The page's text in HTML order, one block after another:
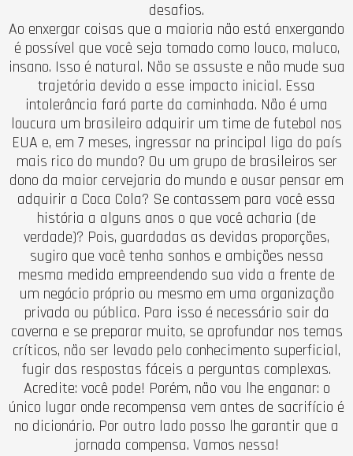
desafios.
Ao enxergar coisas que a maioria não está enxergando
é possível que você seja tomado como louco, maluco,
insano. Isso é natural. Não se assuste e não mude sua
trajetória devido a esse impacto inicial. Essa
intolerância fará parte da caminhada. Não é uma
loucura um brasileiro adquirir um time de futebol nos
EUA e, em 7 meses, ingressar na principal liga do país
mais rico do mundo? Ou um grupo de brasileiros ser
dono da maior cervejaria do mundo e ousar pensar em
adquirir a Coca Cola? Se contassem para você essa
história a alguns anos o que você acharia (de
verdade)? Pois, guardadas as devidas proporções,
sugiro que você tenha sonhos e ambições nessa
mesma medida empreendendo sua vida a frente de
um negócio próprio ou mesmo em uma organização
privada ou pública. Para isso é necessário sair da
caverna e se preparar muito, se aprofundar nos temas
críticos, não ser levado pelo conhecimento superficial,
fugir das respostas fáceis a perguntas complexas.
Acredite: você pode! Porém, não vou lhe enganar: o
único lugar onde recompensa vem antes de sacrifício é
no dicionário. Por outro lado posso lhe garantir que a
jornada compensa. Vamos nessa!